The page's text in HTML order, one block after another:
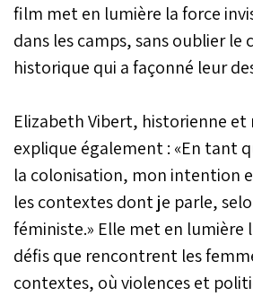
film met en lumière la force
dans les camps, sans oublier le
historique qui a façonné leur
Elizabeth Vibert, historienne et
explique également : «En tant
la colonisation, mon intention
les contextes dont je parle,
féministe.» Elle met en lumière
défis que rencontrent les
contextes, où violences et